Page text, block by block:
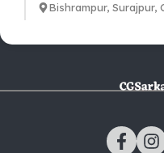
Bishrampur, Surajpur,